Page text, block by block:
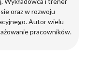
oraz w rozwoju
Autor wielu
pracowników.